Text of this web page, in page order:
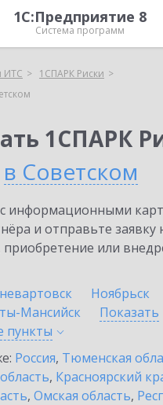
1С:Предприятие 8
Система программ
ИТС
1СПАРК Риски
1СПАРК
в Советском
информационными
и отправьте заявку
или
Ноябрьск
Мансийск
Показать
пункты
Россия, Тюменская
, Красноярский
, Омская область,